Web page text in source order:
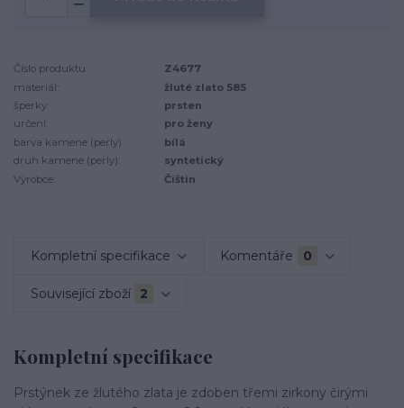
Číslo produktu:
Z4677
materiál:
žluté zlato 585
šperky:
prsten
určení:
pro ženy
barva kamene (perly):
bílá
druh kamene (perly):
syntetický
Výrobce:
Čištín
Kompletní specifikace Komentáře 0
Související zboží 2
Kompletní specifikace
Prstýnek ze žlutého zlata je zdoben třemi zirkony čirými